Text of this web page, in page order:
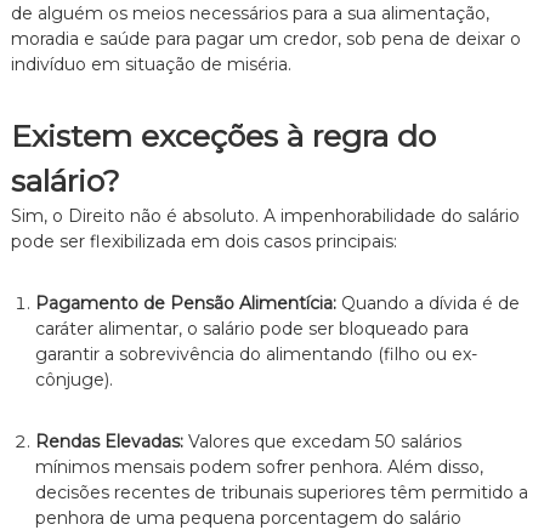
de alguém os meios necessários para a sua alimentação,
moradia e saúde para pagar um credor,sob pena de deixar o
indivíduo em situação de miséria.
Existem exceções à regra do
salário?
Sim,o Direito não é absoluto. A impenhorabilidade do salário
pode ser flexibilizada em dois casos principais:
Pagamento de Pensão Alimentícia:Quando a dívida é de
caráter alimentar,o salário pode ser bloqueado para
garantir a sobrevivência do alimentando (filho ou ex-
cônjuge).
Rendas Elevadas:Valores que excedam 50 salários
mínimos mensais podem sofrer penhora. Além disso,
decisões recentes de tribunais superiores têm permitido a
penhora de uma pequena porcentagem do salário